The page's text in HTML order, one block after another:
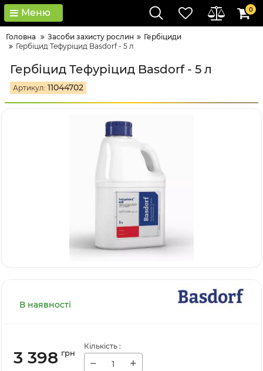
Меню 0
Головна Засоби захисту рослин
Гербіциди
Гербіцид Тефуріцид Basdorf - 5 л
Гербіцид Тефуріцид Basdorf - 5 л
Артикул: 11044702
В наявності
3 398 грн
Кількість :
− +